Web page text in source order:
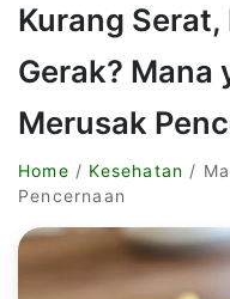
Kurang
Gerak? Mana
Merusak
Home / Kesehatan /
Pencernaan